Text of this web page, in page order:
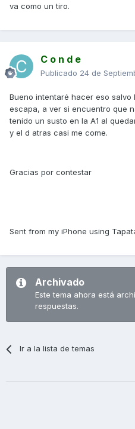
va como un tiro.
C o n d e
Publicado 24 de
Bueno intentaré hacer eso
escapa, a ver si encuentro que
tenido un susto en la A1 al
y el d atras casi me come.
Gracias por contestar
Sent from my iPhone using
Archivado
Este tema ahora está
respuestas.
Ir a la lista de temas